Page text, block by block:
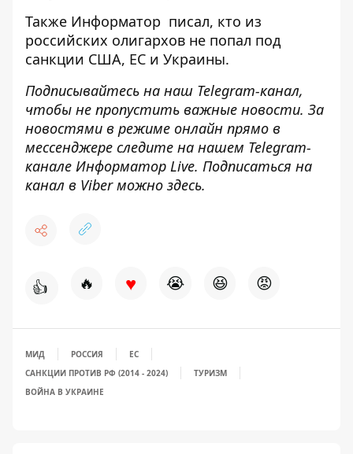
Также Информатор писал, кто из
российских олигархов не попал под
санкции США, ЕС и Украины.
Подписывайтесь на наш Telegram-канал,
чтобы не пропустить важные новости. За
новостями в режиме онлайн прямо в
мессенджере следите на нашем Telegram-
канале Информатор Live. Подписаться на
канал в Viber можно здесь.
👍 🔥 ♥ 😭 😆 😡
МИД РОССИЯ
ЕС
САНКЦИИ ПРОТИВ РФ (2014 - 2024)
ТУРИЗМ
ВОЙНА В УКРАИНЕ